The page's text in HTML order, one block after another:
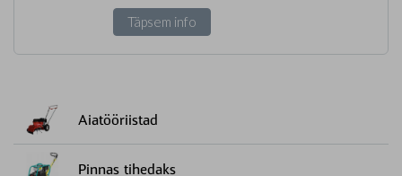
Aiatööriistad
Pinnas tihedaks
Täpsem info